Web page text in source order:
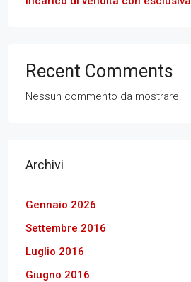
Recent Comments
Nessun commento da mostrare.
Archivi
Gennaio 2026
Settembre 2016
Luglio 2016
Giugno 2016